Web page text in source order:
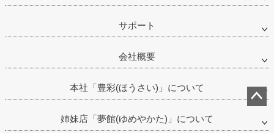
ジト
サポート
会社概要
本社「豊彩(ほうさい)」について
姉妹店「夢館(ゆめやかた)」について